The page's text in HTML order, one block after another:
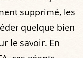
supprimé, les
quelque bien
le savoir. En